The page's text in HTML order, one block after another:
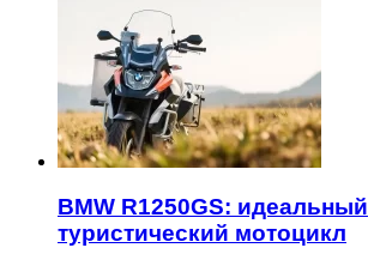
BMW R1250GS: идеальный
туристический мотоцикл